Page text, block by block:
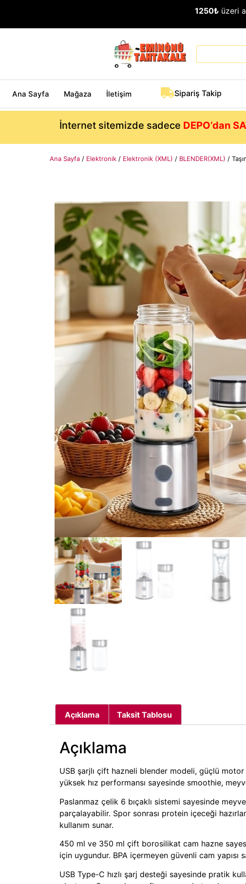
1250₺ üzeri
Ana Sayfa Mağaza İletişim Sipariş Takip
İnternet sitemizde sadece DEPO’dan
Ana Sayfa / Elektronik / Elektronik (XML) / BLENDER(XML) /
Açıklama Taksit Tablosu
Açıklama
USB şarjlı çift hazneli blender modeli, güçlü motor
yüksek hız performansı sayesinde smoothie,
Paslanmaz çelik 6 bıçaklı sistemi sayesinde
parçalayabilir. Spor sonrası protein içeceği
kullanım sunar.
450 ml ve 350 ml çift borosilikat cam hazne
için uygundur. BPA içermeyen güvenli cam yapısı
USB Type-C hızlı şarj desteği sayesinde pratik